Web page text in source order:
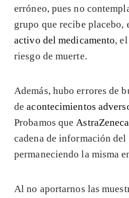
erróneo, pues no
grupo que recibe placebo,
activo del medicamento,
riesgo de muerte.
Además, hubo errores de
deacontecimientos
Probamos que AstraZeneca
cadena de información del
permaneciendo la misma
Al no aportarnos las